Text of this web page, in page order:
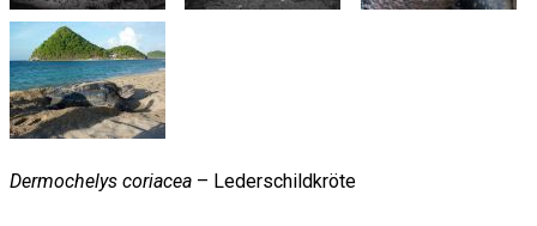
Dermochelys coriacea – Lederschildkröte